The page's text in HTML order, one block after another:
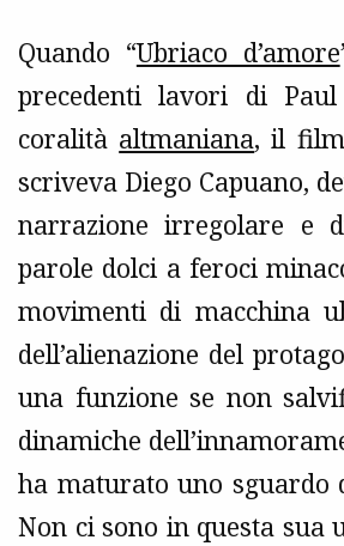
Quando “Ubriaco d’amore
precedenti lavori di
coralità altmaniana, il film
scriveva Diego Capuano,
narrazione irregolare e
parole dolci a feroci
movimenti di macchina
dell’alienazione del
una funzione se non
dinamiche
ha maturato uno
Non ci sono in questa